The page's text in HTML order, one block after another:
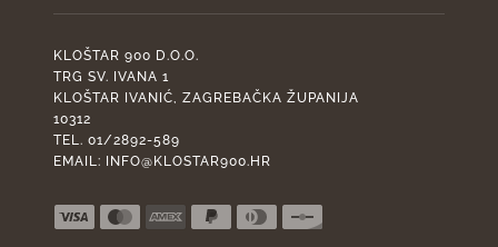
KLOŠTAR 900 D.O.O.
TRG SV. IVANA 1
KLOŠTAR IVANIĆ, ZAGREBAČKA ŽUPANIJA
10312
TEL. 01/2892-589
EMAIL: INFO@KLOSTAR900.HR